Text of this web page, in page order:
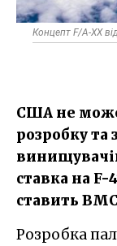
Концепт F/A-XX
США не
розробку та
ставка на F-
ставить
Розробка палубного винищувач шостого